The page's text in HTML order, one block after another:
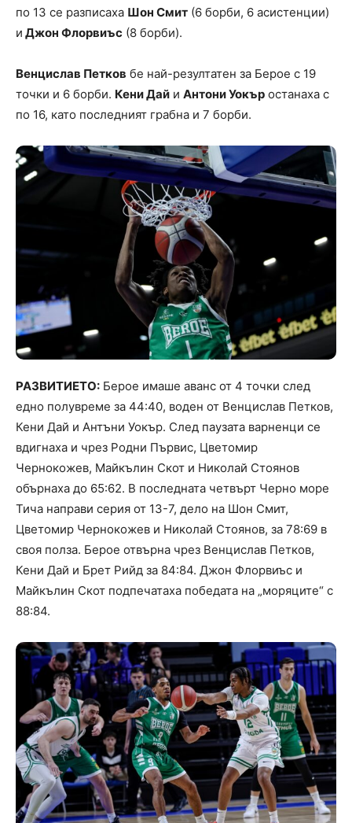
по 13 се разписаха Шон Смит (6 борби, 6 асистенции)
и Джон Флорвиъс (8 борби).
Венцислав Петков бе най-резултатен за Берое с 19
точки и 6 борби. Кени Дай и Антони Уокър останаха с
по 16, като последният грабна и 7 борби.
РАЗВИТИЕТО: Берое имаше аванс от 4 точки след
едно полувреме за 44:40, воден от Венцислав Петков,
Кени Дай и Антъни Уокър. След паузата варненци се
вдигнаха и чрез Родни Първис, Цветомир
Чернокожев, Майкълин Скот и Николай Стоянов
обърнаха до 65:62. В последната четвърт Черно море
Тича направи серия от 13-7, дело на Шон Смит,
Цветомир Чернокожев и Николай Стоянов, за 78:69 в
своя полза. Берое отвърна чрез Венцислав Петков,
Кени Дай и Брет Рийд за 84:84. Джон Флорвиъс и
Майкълин Скот подпечатаха победата на „моряците“ с
88:84.